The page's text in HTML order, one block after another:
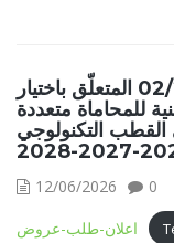
إعلان نتائج طلب العروض عدد 02/2026 المتعلّق باختيار
للمحاماة متعددة
التكنولوجي
12/06/2026
0
اعلان-طلب-عروض